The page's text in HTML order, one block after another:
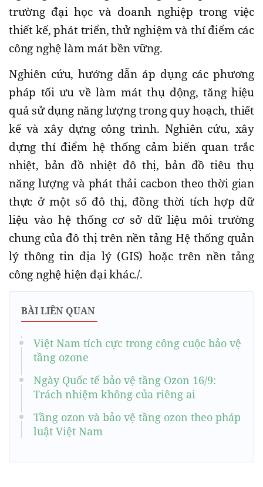
trường đại học và doanh nghiệp trong việc
thiết kế, phát triển, thử nghiệm và thí điểm các
công nghệ làm mát bền vững.
Nghiên cứu, hướng dẫn áp dụng các phương
pháp tối ưu về làm mát thụ động, tăng hiệu
quả sử dụng năng lượng trong quy hoạch, thiết
kế và xây dựng công trình. Nghiên cứu, xây
dựng thí điểm hệ thống cảm biến quan trắc
nhiệt, bản đồ nhiệt đô thị, bản đồ tiêu thụ
năng lượng và phát thải cacbon theo thời gian
thực ở một số đô thị, đồng thời tích hợp dữ
liệu vào hệ thống cơ sở dữ liệu môi trường
chung của đô thị trên nền tảng Hệ thống quản
lý thông tin địa lý (GIS) hoặc trên nền tảng
công nghệ hiện đại khác./.
BÀI LIÊN QUAN
Việt Nam tích cực trong công cuộc bảo vệ
tầng ozone
Ngày Quốc tế bảo vệ tầng Ozon 16/9:
Trách nhiệm không của riêng ai
Tầng ozon và bảo vệ tầng ozon theo pháp
luật Việt Nam